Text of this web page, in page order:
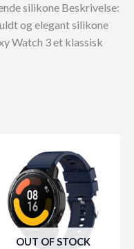
silikone Beskrivelse:
og elegant silikone
Watch 3 et klassisk
OUT OF STOCK